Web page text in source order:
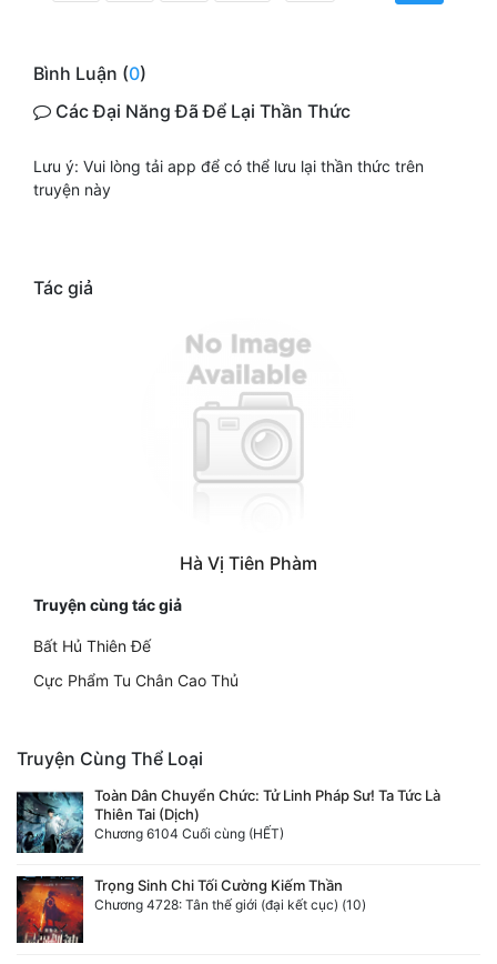
Bình Luận (0)
Các Đại Năng Đã Để Lại Thần Thức
Lưu ý: Vui lòng tải app để có thể lưu lại thần thức trên
truyện này
Tác giả
Hà Vị Tiên Phàm
Truyện cùng tác giả
Bất Hủ Thiên Đế
Cực Phẩm Tu Chân Cao Thủ
Truyện Cùng Thể Loại
Toàn Dân Chuyển Chức: Tử Linh Pháp Sư! Ta Tức Là
Thiên Tai (Dịch)
Chương 6104 Cuối cùng (HẾT)
Trọng Sinh Chi Tối Cường Kiếm Thần
Chương 4728: Tân thế giới (đại kết cục) (10)